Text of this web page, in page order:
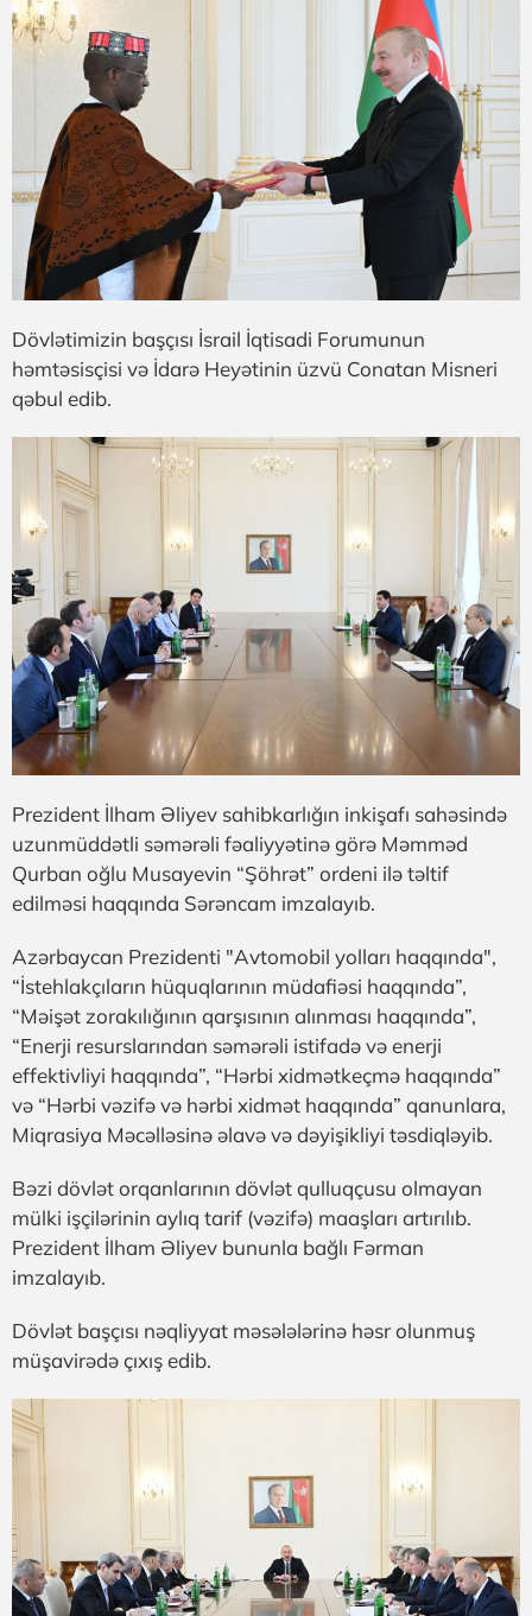
Dövlətimizin başçısı İsrail İqtisadi Forumunun
həmtəsisçisi və İdarə Heyətinin üzvü Conatan Misneri
qəbul edib.
Prezident İlham Əliyev sahibkarlığın inkişafı sahəsində
uzunmüddətli səmərəli fəaliyyətinə görə Məmməd
Qurban oğlu Musayevin “Şöhrət” ordeni ilə təltif
edilməsi haqqında Sərəncam imzalayıb.
Azərbaycan Prezidenti "Avtomobil yolları haqqında",
“İstehlakçıların hüquqlarının müdafiəsi haqqında”,
“Məişət zorakılığının qarşısının alınması haqqında”,
“Enerji resurslarından səmərəli istifadə və enerji
effektivliyi haqqında”, “Hərbi xidmətkeçmə haqqında”
və “Hərbi vəzifə və hərbi xidmət haqqında” qanunlara,
Miqrasiya Məcəlləsinə əlavə və dəyişikliyi təsdiqləyib.
Bəzi dövlət orqanlarının dövlət qulluqçusu olmayan
mülki işçilərinin aylıq tarif (vəzifə) maaşları artırılıb.
Prezident İlham Əliyev bununla bağlı Fərman
imzalayıb.
Dövlət başçısı nəqliyyat məsələlərinə həsr olunmuş
müşavirədə çıxış edib.